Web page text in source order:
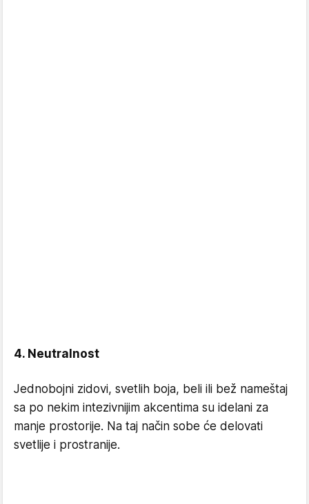
4. Neutralnost
Jednobojni zidovi, svetlih boja, beli ili bež nameštaj
sa po nekim intezivnijim akcentima su idelani za
manje prostorije. Na taj način sobe će delovati
svetlije i prostranije.